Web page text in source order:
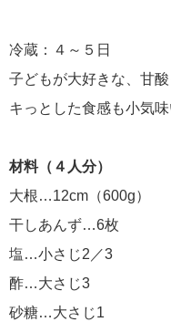
冷蔵：４～５日
子どもが大好きな、甘
キっとした食感も小気味
材料（４人分）
大根…12cm（600g）
干しあんず…6枚
塩…小さじ2／3
酢…大さじ3
砂糖…大さじ1